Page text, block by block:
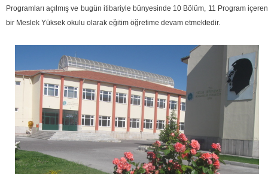
Programları açılmış ve bugün itibariyle bünyesinde 10 Bölüm, 11 Program içeren
bir Meslek Yüksek okulu olarak eğitim öğretime devam etmektedir.